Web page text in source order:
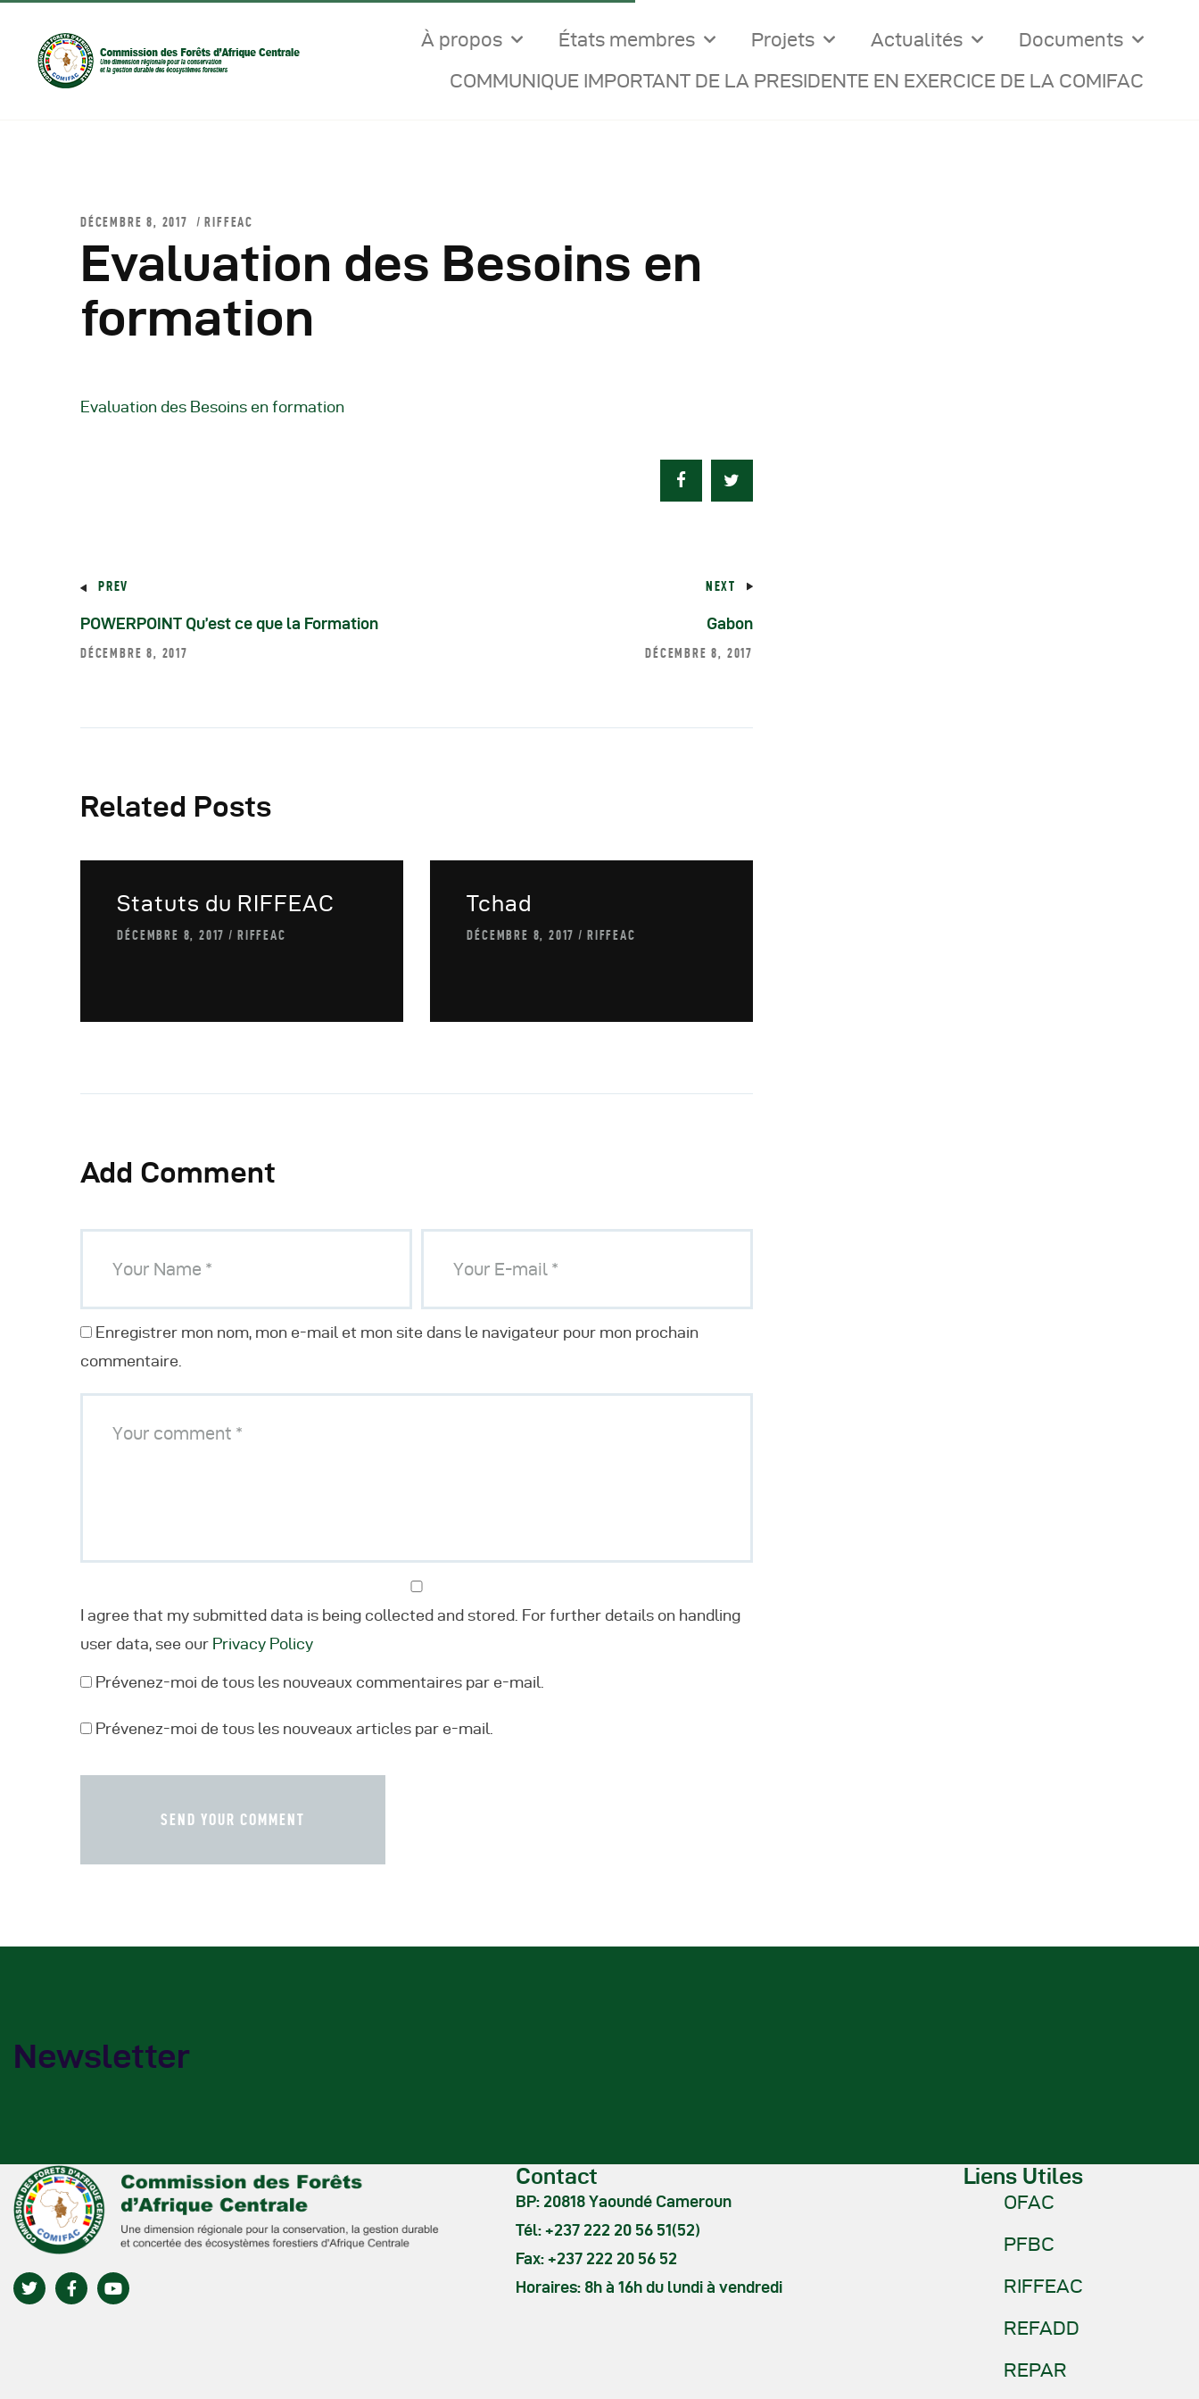
À propos États membres Projets Actualités
Documents
COMMUNIQUE IMPORTANT DE LA PRESIDENTE EN EXERCICE DE LA COMIFAC
Documents Officiels
COMIFAC Newsletter
DÉCEMBRE 8, 2017 RIFFEAC
Evaluation des Besoins en
formation
Evaluation des Besoins en formation
PREV
POWERPOINT Qu’est ce que la Formation
DÉCEMBRE 8, 2017
NEXT
Gabon
DÉCEMBRE 8, 2017
Related Posts
Statuts du RIFFEAC
DÉCEMBRE 8, 2017 RIFFEAC
Tchad
DÉCEMBRE 8, 2017 RIFFEAC
Add Comment
Enregistrer mon nom, mon e-mail et mon site dans le navigateur pour mon prochain
commentaire.
I agree that my submitted data is being collected and stored. For further details on handling
user data, see our Privacy Policy
Prévenez-moi de tous les nouveaux commentaires par e-mail.
Prévenez-moi de tous les nouveaux articles par e-mail.
Newsletter
Contact
BP: 20818 Yaoundé Cameroun
Tél: +237 222 20 56 51(52)
Fax: +237 222 20 56 52
Horaires: 8h à 16h du lundi à vendredi
Liens Utiles
OFAC
PFBC
RIFFEAC
REFADD
REPAR